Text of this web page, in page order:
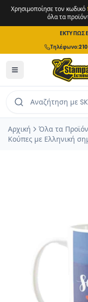
Χρησιμοποίησε τον κωδικό
όλα τα
Τηλέφωνο:
Αρχική Όλα τα
Κούπες με Ελληνική